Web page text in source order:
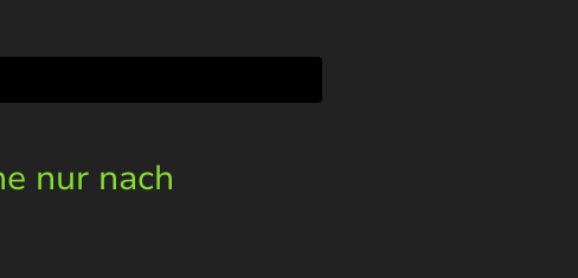
nur nach